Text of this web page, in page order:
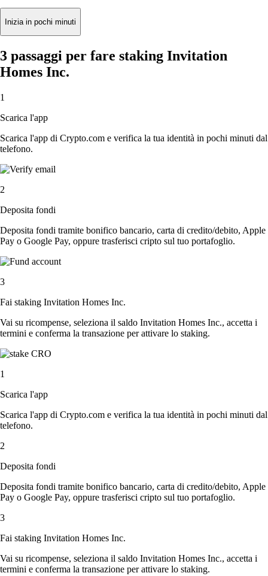
Inizia in pochi minuti
3 passaggi per fare staking Invitation
Homes Inc.
1
Scarica l'app
Scarica l'app di Crypto.com e verifica la tua identità in pochi minuti dal
telefono.
2
Deposita fondi
Deposita fondi tramite bonifico bancario, carta di credito/debito, Apple
Pay o Google Pay, oppure trasferisci cripto sul tuo portafoglio.
3
Fai staking Invitation Homes Inc.
Vai su ricompense, seleziona il saldo Invitation Homes Inc., accetta i
termini e conferma la transazione per attivare lo staking.
1
Scarica l'app
Scarica l'app di Crypto.com e verifica la tua identità in pochi minuti dal
telefono.
2
Deposita fondi
Deposita fondi tramite bonifico bancario, carta di credito/debito, Apple
Pay o Google Pay, oppure trasferisci cripto sul tuo portafoglio.
3
Fai staking Invitation Homes Inc.
Vai su ricompense, seleziona il saldo Invitation Homes Inc., accetta i
termini e conferma la transazione per attivare lo staking.